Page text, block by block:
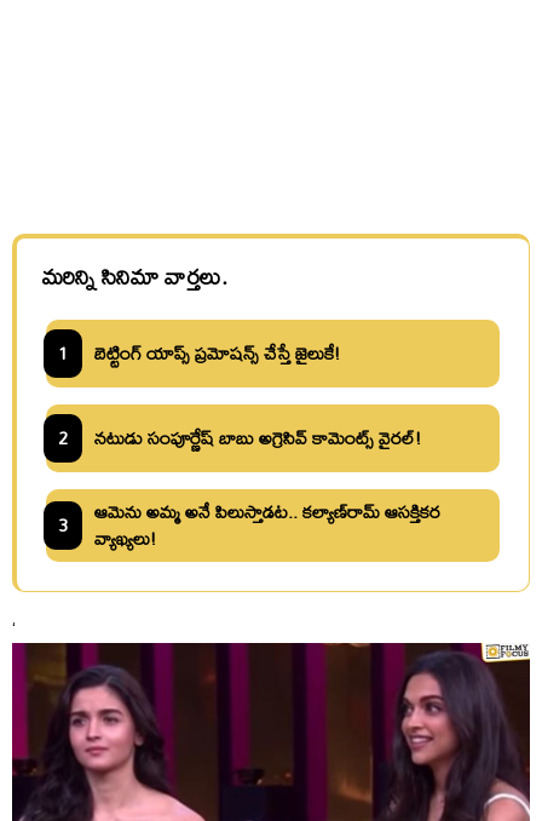
మరిన్ని సినిమా వార్తలు.
1 బెట్టింగ్ యాప్స్ ప్రమోషన్స్ చేస్తే జైలుకే!
2 నటుడు సంపూర్ణేష్ బాబు అగ్రెసివ్ కామెంట్స్ వైరల్!
3 ఆమెను అమ్మ అనే పిలుస్తాడట.. కల్యాణ్‌రామ్‌ ఆసక్తికర
వ్యాఖ్యలు!
‘